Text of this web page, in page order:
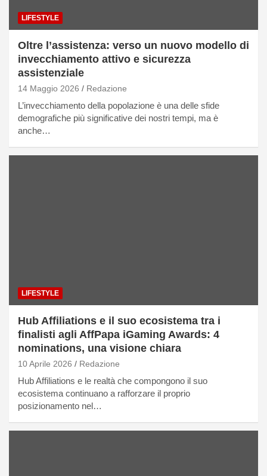
LIFESTYLE
Oltre l’assistenza: verso un nuovo modello di
invecchiamento attivo e sicurezza
assistenziale
14 Maggio 2026 Redazione
L’invecchiamento della popolazione è una delle sfide
demografiche più significative dei nostri tempi, ma è
anche…
LIFESTYLE
Hub Affiliations e il suo ecosistema tra i
finalisti agli AffPapa iGaming Awards: 4
nominations, una visione chiara
10 Aprile 2026 Redazione
Hub Affiliations e le realtà che compongono il suo
ecosistema continuano a rafforzare il proprio
posizionamento nel…